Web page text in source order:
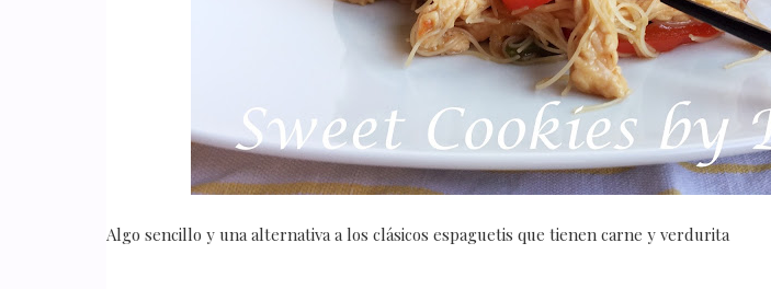
Algo sencillo y una alternativa a los clásicos espaguetis que tienen carne y verdurita